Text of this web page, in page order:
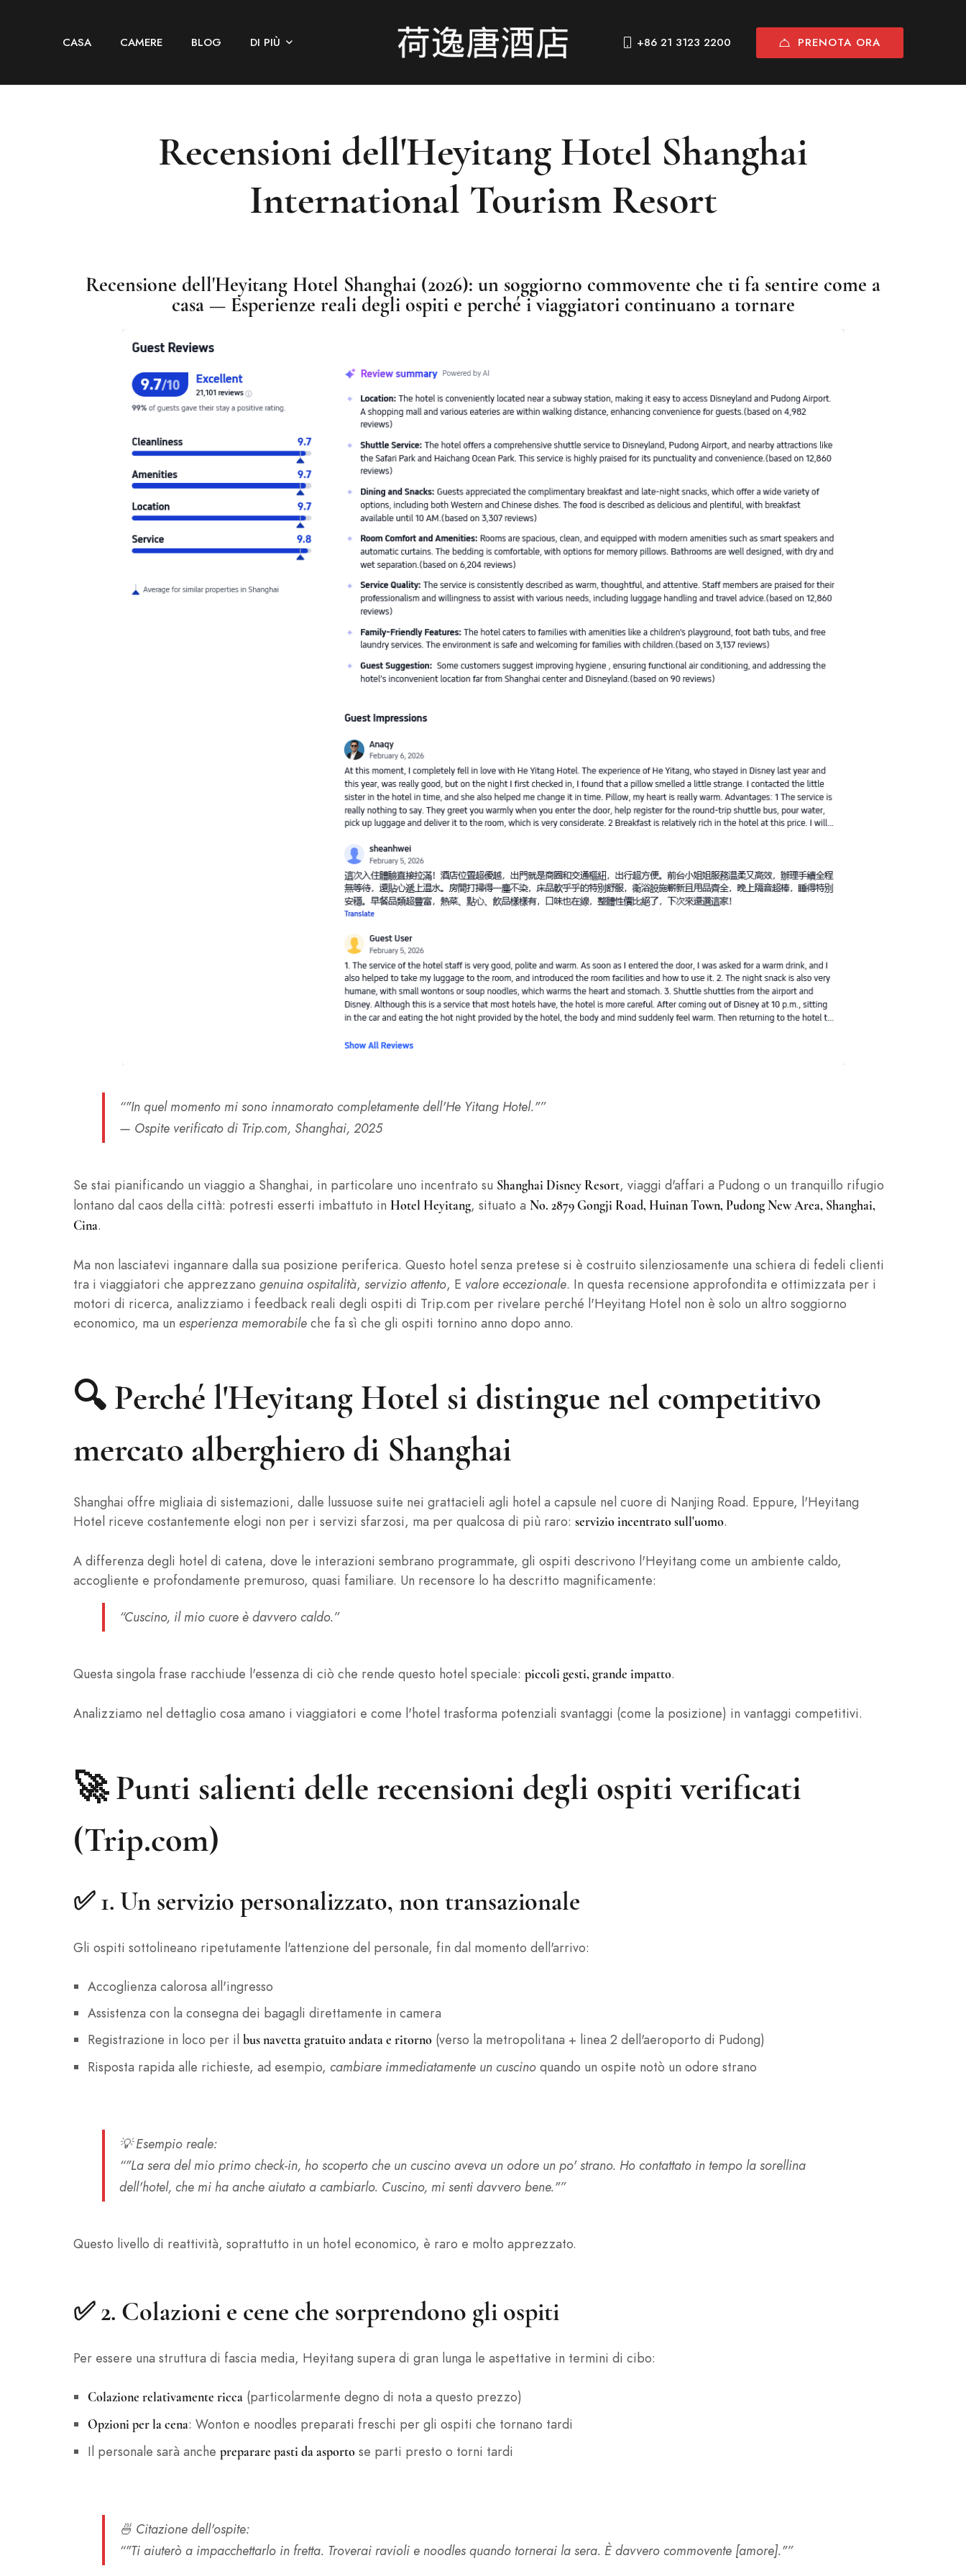
CASA CAMERE BLOG DI PIÙ +86 21 3123 2200 PRENOTA ORA
Recensioni dell'Heyitang Hotel Shanghai
International Tourism Resort
Recensione dell'Heyitang Hotel Shanghai (2026): un soggiorno commovente che ti fa sentire come a
casa — Esperienze reali degli ospiti e perché i viaggiatori continuano a tornare
“"In quel momento mi sono innamorato completamente dell'He Yitang Hotel."”
— Ospite verificato di Trip.com, Shanghai, 2025
Se stai pianificando un viaggio a Shanghai, in particolare uno incentrato su Shanghai Disney Resort, viaggi d'affari a Pudong o un tranquillo rifugio
lontano dal caos della città: potresti esserti imbattuto in Hotel Heyitang, situato a No. 2879 Gongji Road, Huinan Town, Pudong New Area, Shanghai,
Cina.
Ma non lasciatevi ingannare dalla sua posizione periferica. Questo hotel senza pretese si è costruito silenziosamente una schiera di fedeli clienti
tra i viaggiatori che apprezzano genuina ospitalità, servizio attento, E valore eccezionale. In questa recensione approfondita e ottimizzata per i
motori di ricerca, analizziamo i feedback reali degli ospiti di Trip.com per rivelare perché l'Heyitang Hotel non è solo un altro soggiorno
economico, ma un esperienza memorabile che fa sì che gli ospiti tornino anno dopo anno.
🔍 Perché l'Heyitang Hotel si distingue nel competitivo
mercato alberghiero di Shanghai
Shanghai offre migliaia di sistemazioni, dalle lussuose suite nei grattacieli agli hotel a capsule nel cuore di Nanjing Road. Eppure, l'Heyitang
Hotel riceve costantemente elogi non per i servizi sfarzosi, ma per qualcosa di più raro: servizio incentrato sull'uomo.
A differenza degli hotel di catena, dove le interazioni sembrano programmate, gli ospiti descrivono l'Heyitang come un ambiente caldo,
accogliente e profondamente premuroso, quasi familiare. Un recensore lo ha descritto magnificamente:
“Cuscino, il mio cuore è davvero caldo.”
Questa singola frase racchiude l'essenza di ciò che rende questo hotel speciale: piccoli gesti, grande impatto.
Analizziamo nel dettaglio cosa amano i viaggiatori e come l'hotel trasforma potenziali svantaggi (come la posizione) in vantaggi competitivi.
🚀 Punti salienti delle recensioni degli ospiti verificati
(Trip.com)
✅ 1. Un servizio personalizzato, non transazionale
Gli ospiti sottolineano ripetutamente l'attenzione del personale, fin dal momento dell'arrivo:
Accoglienza calorosa all'ingresso
Assistenza con la consegna dei bagagli direttamente in camera
Registrazione in loco per il bus navetta gratuito andata e ritorno(verso la metropolitana + linea 2 dell'aeroporto di Pudong)
Risposta rapida alle richieste, ad esempio, cambiare immediatamente un cuscinoquando un ospite notò un odore strano
💡Esempio reale:
“"La sera del mio primo check-in, ho scoperto che un cuscino aveva un odore un po' strano. Ho contattato in tempo la sorellina
dell'hotel, che mi ha anche aiutato a cambiarlo. Cuscino, mi senti davvero bene."”
Questo livello di reattività, soprattutto in un hotel economico, è raro e molto apprezzato.
✅ 2. Colazioni e cene che sorprendono gli ospiti
Per essere una struttura di fascia media, Heyitang supera di gran lunga le aspettative in termini di cibo:
Colazione relativamente ricca(particolarmente degno di nota a questo prezzo)
Opzioni per la cena: Wonton e noodles preparati freschi per gli ospiti che tornano tardi
Il personale sarà anche preparare pasti da asportose parti presto o torni tardi
🍜 Citazione dell'ospite:
“"Ti aiuterò a impacchettarlo in fretta. Troverai ravioli e noodles quando tornerai la sera. È davvero commovente [amore]."”